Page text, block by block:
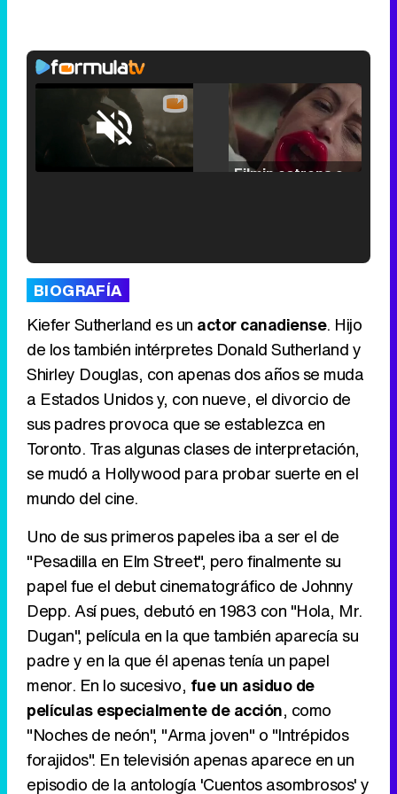
Unmute /
Loaded
25.30%
Tráiler de '33 días', la nueva serie de Atresplayer con Julián Villagrán y José Manuel Poga
Tráiler en catalán de 'Ravalear', la nueva serie de HBO Max sobre los fondos buitre
Tráiler de la tercera temporada de 'The Walking Dead: Dead City' de AMC+
BIOGRAFÍA
Kiefer Sutherland es un actor canadiense. Hijo
de los también intérpretes Donald Sutherland y
Shirley Douglas, con apenas dos años se muda
a Estados Unidos y, con nueve, el divorcio de
sus padres provoca que se establezca en
Toronto. Tras algunas clases de interpretación,
se mudó a Hollywood para probar suerte en el
mundo del cine.
Uno de sus primeros papeles iba a ser el de
"Pesadilla en Elm Street", pero finalmente su
papel fue el debut cinematográfico de Johnny
Depp. Así pues, debutó en 1983 con "Hola, Mr.
Dugan", película en la que también aparecía su
padre y en la que él apenas tenía un papel
menor. En lo sucesivo, fue un asiduo de
películas especialmente de acción, como
"Noches de neón", "Arma joven" o "Intrépidos
forajidos". En televisión apenas aparece en un
episodio de la antología 'Cuentos asombrosos' y